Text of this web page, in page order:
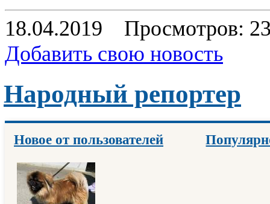
18.04.2019
Просмотров:
Добавить свою новость
Народный репортер
Новое от пользователей